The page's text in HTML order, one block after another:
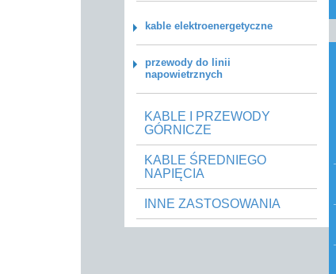
kable elektroenergetyczne
przewody do linii
napowietrznych
KABLE I PRZEWODY
GÓRNICZE
KABLE ŚREDNIEGO
NAPIĘCIA
INNE ZASTOSOWANIA